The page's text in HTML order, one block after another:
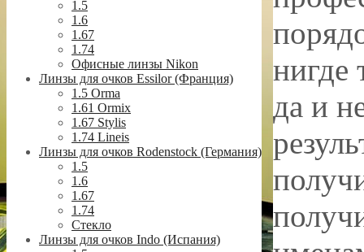
1.5
1.6
1.67
1.74
Офисные линзы Nikon
Линзы для очков Essilor (Франция)
1.5 Orma
1.61 Ormix
1.67 Stylis
1.74 Lineis
Линзы для очков Rodenstock (Германия)
1.5
1.6
1.67
1.74
Стекло
Линзы для очков Indo (Испания)
нигде
да и